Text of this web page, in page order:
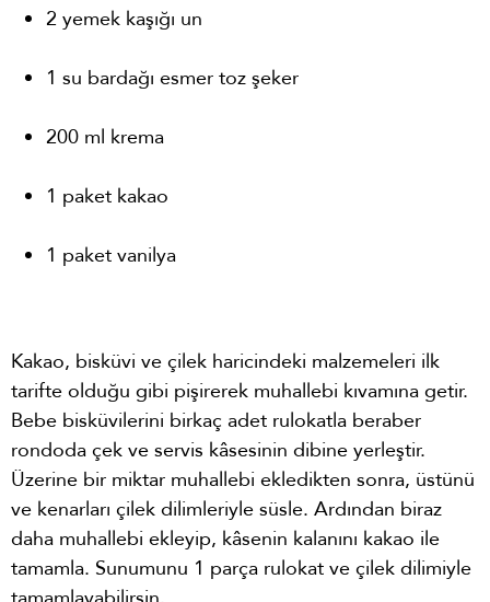
2 yemek kaşığı un
1 su bardağı esmer toz şeker
200 ml krema
1 paket kakao
1 paket vanilya
Kakao, bisküvi ve çilek haricindeki malzemeleri ilk
tarifte olduğu gibi pişirerek muhallebi kıvamına getir.
Bebe bisküvilerini birkaç adet rulokatla beraber
rondoda çek ve servis kâsesinin dibine yerleştir.
Üzerine bir miktar muhallebi ekledikten sonra, üstünü
ve kenarları çilek dilimleriyle süsle. Ardından biraz
daha muhallebi ekleyip, kâsenin kalanını kakao ile
tamamla. Sunumunu 1 parça rulokat ve çilek dilimiyle